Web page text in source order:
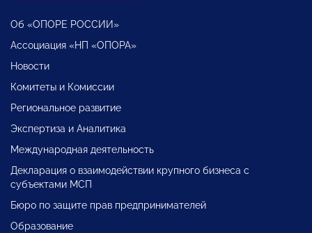
Об «ОПОРЕ РОССИИ»
Ассоциация «НП «ОПОРА»
Новости
Комитеты и Комиссии
Региональное развитие
Экспертиза и Аналитика
Международная деятельность
Декларация о взаимодействии крупного бизнеса с
субъектами МСП
Бюро по защите прав предпринимателей
Образование